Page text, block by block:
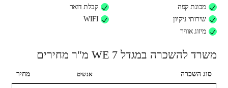
מכונת קפה
קבלת דואר
שירותי ניקיון
WIFI
מיזוג אוויר
משרד להשכרה במגדל WE 7 מ"ר מחירים
סוג השכרה אנשים מחיר